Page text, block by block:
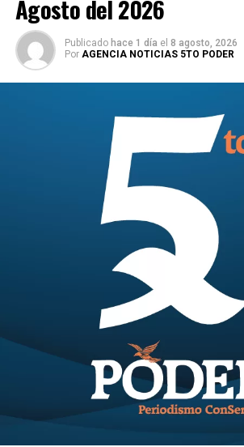
Agosto del 2026
Publicado hace 1 día el 8 agosto, 2026
Por AGENCIA NOTICIAS 5TO PODER